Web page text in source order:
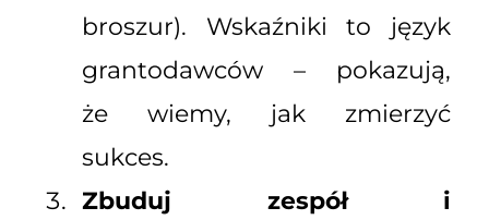
broszur). Wskaźniki to język
grantodawców – pokazują,
że wiemy, jak zmierzyć
sukces.
Zbuduj zespół i